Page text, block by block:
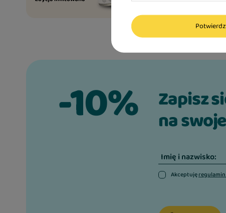
-10% Zapisz
na
Imię i nazwisko:
Akceptujęregulamin